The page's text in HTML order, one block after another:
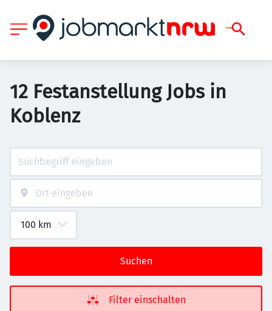
12 Festanstellung Jobs in
Koblenz
Suchen
Filter einschalten